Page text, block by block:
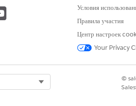
FIELD
Order Discount Name
Product Name
Discount
Условия
Правила участия
Центр настроек
Your Privacy
©